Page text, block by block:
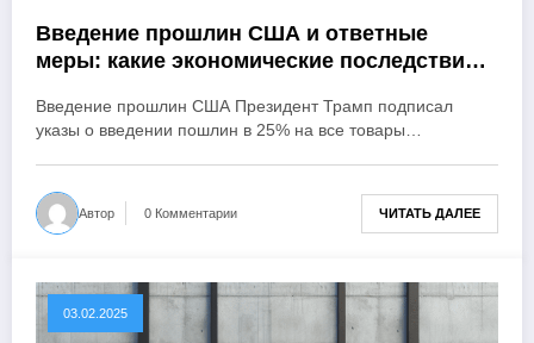
Введение прошлин США и ответные
меры: какие экономические последствия и
Введение прошлин США Президент Трамп подписал
указы о введении пошлин в 25% на все товары…
Автор 0 Комментарии ЧИТАТЬ ДАЛЕЕ
03.02.2025